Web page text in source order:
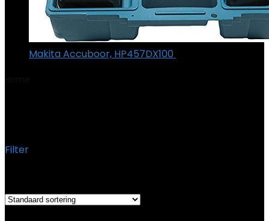
Makita Accuboor, HP457DX100
Filter